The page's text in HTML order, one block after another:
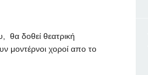
θα δοθεί θεατρική
μοντέρνοι χοροί απο το